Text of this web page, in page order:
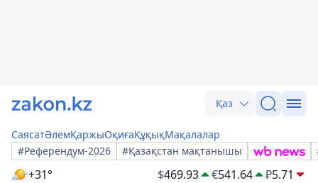
Қаз
СаясатӘлемҚаржыОқиғаҚұқықМақалалар
#Референдум-2026
#Қазақстан мақтанышы
+31° $469.93 €541.64 ₽5.71